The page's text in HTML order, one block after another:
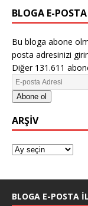
BLOGA E-
Bu bloga abone
posta adresinizi
Diğer 131.611
Abone ol
ARŞIV
BLOGA E-POSTA